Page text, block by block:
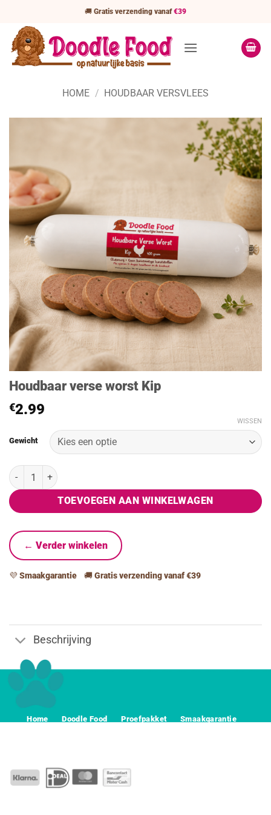
inhoud
🚚 Gratis verzending vanaf€39
HOME / HOUDBAAR VERSVLEES
Houdbaar verse worst Kip
€2.99
Gewicht
WISSEN
Houdbaar verse worst Kip aantal
TOEVOEGEN AAN WINKELWAGEN
← Verder winkelen
💜Smaakgarantie 🚚 Gratis verzending vanaf €39
Beschrijving
Home Doodle Food Proefpakket Smaakgarantie